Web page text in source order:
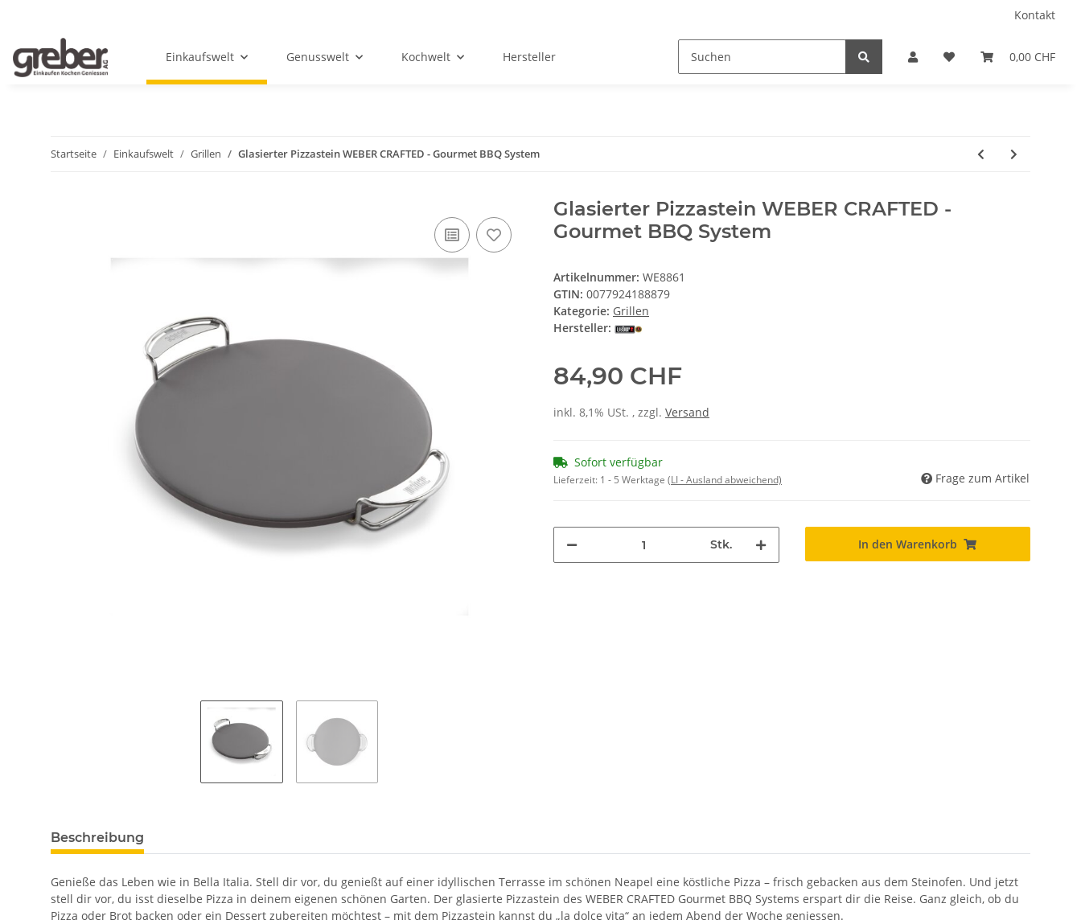
Kontakt
0,00 CHF
Einkaufswelt Genusswelt Kochwelt Hersteller
Startseite Einkaufswelt Grillen Glasierter Pizzastein WEBER CRAFTED - Gourmet BBQ System
Glasierter Pizzastein WEBER CRAFTED -
Gourmet BBQ System
Artikelnummer: WE8861
GTIN: 0077924188879
Kategorie: Grillen
Hersteller:
84,90 CHF
inkl. 8,1% USt. , zzgl. Versand
Sofort verfügbar
Lieferzeit: 1 - 5 Werktage (LI - Ausland abweichend) Frage zum Artikel
Stk. In den Warenkorb
Beschreibung
Genieße das Leben wie in Bella Italia. Stell dir vor, du genießt auf einer idyllischen Terrasse im schönen Neapel eine köstliche Pizza – frisch gebacken aus dem Steinofen. Und jetzt
stell dir vor, du isst dieselbe Pizza in deinem eigenen schönen Garten. Der glasierte Pizzastein des WEBER CRAFTED Gourmet BBQ Systems erspart dir die Reise. Ganz gleich, ob du
Pizza oder Brot backen oder ein Dessert zubereiten möchtest – mit dem Pizzastein kannst du „la dolce vita“ an jedem Abend der Woche geniessen.